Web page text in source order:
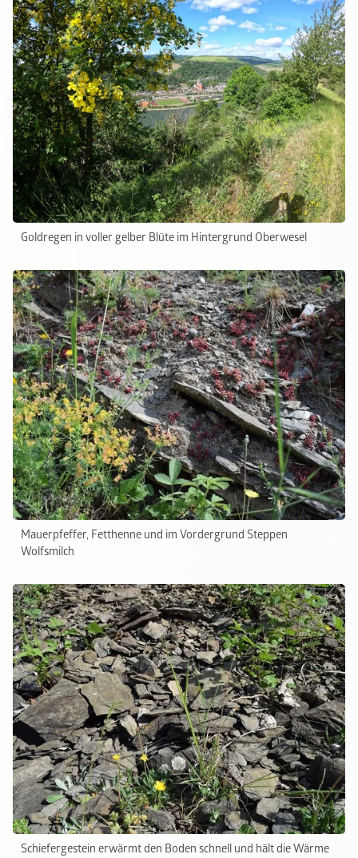
Goldregen in voller gelber Blüte im Hintergrund Oberwesel
Mauerpfeffer, Fetthenne und im Vordergrund Steppen
Wolfsmilch
Schiefergestein erwärmt den Boden schnell und hält die Wärme